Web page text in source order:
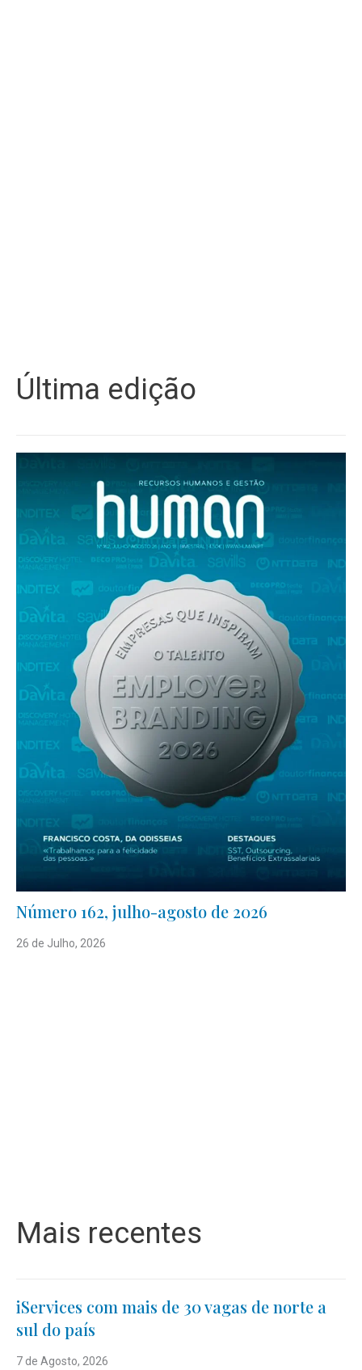
Última edição
Número 162, julho-agosto de 2026
26 de Julho, 2026
Mais recentes
iServices com mais de 30 vagas de norte a
sul do país
7 de Agosto, 2026